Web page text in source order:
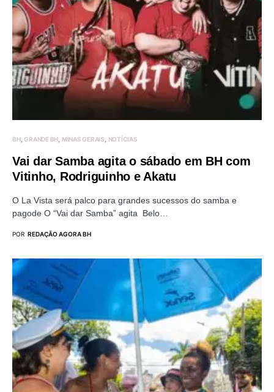
BH GRANDE BH MINAS GERAIS NOTÍCIAS
Vai dar Samba agita o sábado em BH com
Vitinho, Rodriguinho e Akatu
O La Vista será palco para grandes sucessos do samba e
pagode O “Vai dar Samba” agita Belo…
POR REDAÇÃO AGORA BH